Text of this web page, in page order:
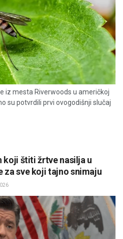
iz mesta Riverwoods u američkoj
su potvrdili prvi ovogodišnji slučaj
koji štiti žrtve nasilja u
sve koji tajno snimaju